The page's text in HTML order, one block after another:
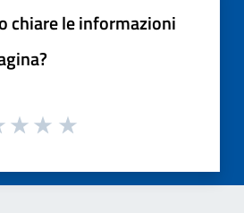
chiare le informazioni